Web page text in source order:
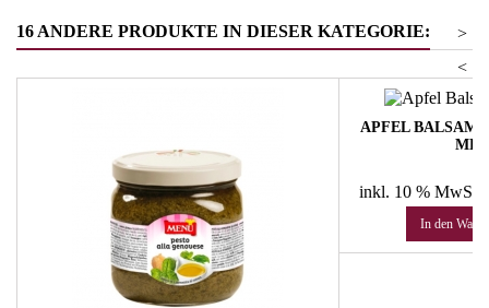
16 ANDERE PRODUKTE IN DIESER KATEGORIE:
>
<
APFEL BALSAM-
ML
inkl. 10 % MwSt.
In den